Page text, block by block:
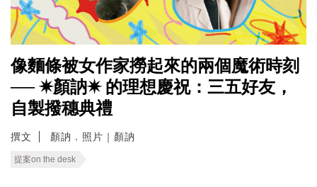
像麵條被女作家撈起來的兩個魔術時刻
── ✷顏訥✷ 的理想慶祝：三五好友，
自製撥穗典禮
撰文 顏訥．照片｜顏訥
提案on the desk